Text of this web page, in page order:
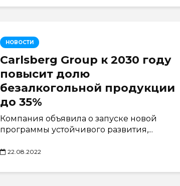
НОВОСТИ
Carlsberg Group к 2030 году
повысит долю
безалкогольной продукции
до 35%
Компания объявила о запуске новой
программы устойчивого развития,...
22.08.2022